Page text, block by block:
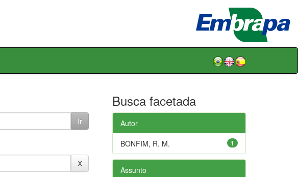
Busca facetada
Autor
1
BONFIM, R. M.
Assunto